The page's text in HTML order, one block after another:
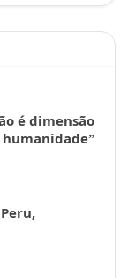
é dimensão